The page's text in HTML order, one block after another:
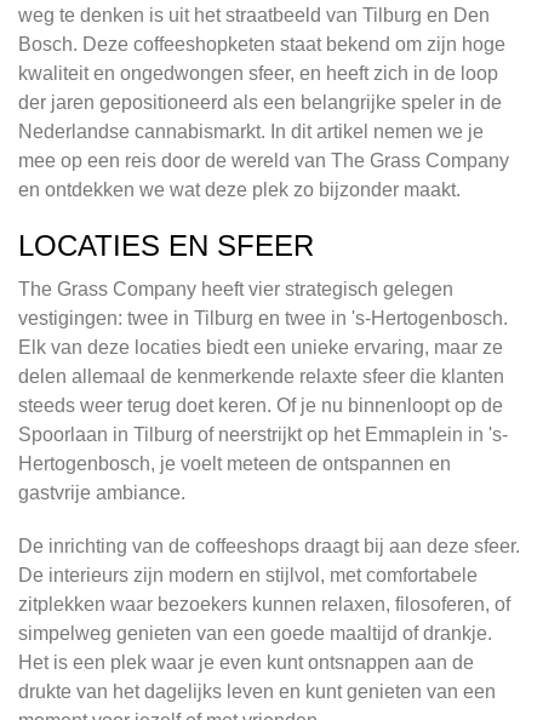
weg te denken is uit het straatbeeld van Tilburg en Den
Bosch. Deze coffeeshopketen staat bekend om zijn hoge
kwaliteit en ongedwongen sfeer, en heeft zich in de loop
der jaren gepositioneerd als een belangrijke speler in de
Nederlandse cannabismarkt. In dit artikel nemen we je
mee op een reis door de wereld van The Grass Company
en ontdekken we wat deze plek zo bijzonder maakt.
LOCATIES EN SFEER
The Grass Company heeft vier strategisch gelegen
vestigingen: twee in Tilburg en twee in 's-Hertogenbosch.
Elk van deze locaties biedt een unieke ervaring, maar ze
delen allemaal de kenmerkende relaxte sfeer die klanten
steeds weer terug doet keren. Of je nu binnenloopt op de
Spoorlaan in Tilburg of neerstrijkt op het Emmaplein in 's-
Hertogenbosch, je voelt meteen de ontspannen en
gastvrije ambiance.
De inrichting van de coffeeshops draagt bij aan deze sfeer.
De interieurs zijn modern en stijlvol, met comfortabele
zitplekken waar bezoekers kunnen relaxen, filosoferen, of
simpelweg genieten van een goede maaltijd of drankje.
Het is een plek waar je even kunt ontsnappen aan de
drukte van het dagelijks leven en kunt genieten van een